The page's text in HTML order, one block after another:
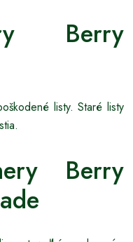
Berry
listy. Staré listy
Berry